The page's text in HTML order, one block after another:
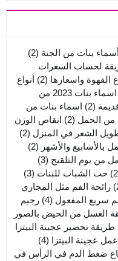
أسماء بنات من الجنة (2)
لحساب السعرات
القهوة واسعارها (2)
أنواع
اسماء بنات 2023 من
(2)
اسماء بنات من
من الحمل (2)
انقاص الوزن
الشعر في المنزل (2)
بالأسابيع والأشهر (2)
من يوم التلقيح (3)
حب الشباب للبنات (3)
رائحة الفم مثل المجاري
سريع المفعول (4)
رجيم
الغسل من الحيض بالصور
طريقة تحضير عجينة البيتزا
عجينة البيتزا (4)
ضغط الدم في الرأس في